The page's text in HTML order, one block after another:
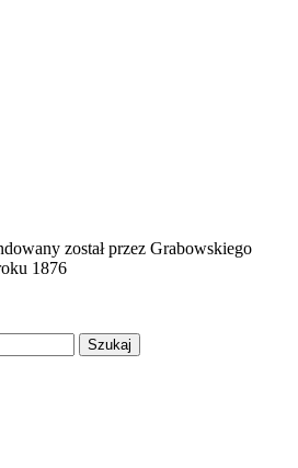
został przez Grabowskiego
1876